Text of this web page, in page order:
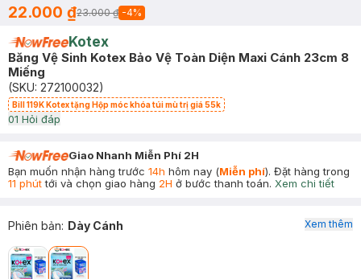
22.000 ₫23.000 ₫ -4%
Kotex
Băng Vệ Sinh Kotex Bảo Vệ Toàn Diện Maxi Cánh 23cm 8
Miếng
(SKU: 272100032)
Bill 119K Kotex tặng Hộp móc khóa túi mù trị giá 55k
01 Hỏi đáp
Giao Nhanh Miễn Phí 2H
Bạn muốn nhận hàng trước 14h hôm nay (Miễn phí). Đặt hàng trong
11 phúttới và chọn giao hàng 2H ở bước thanh toán. Xem chi tiết
Phiên bản: Dày Cánh Xem thêm